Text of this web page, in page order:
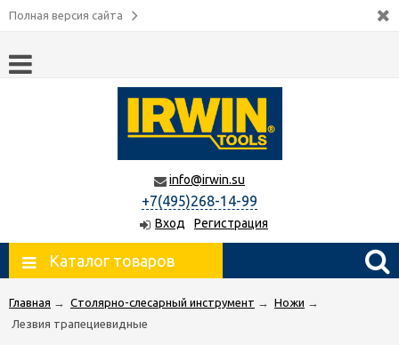
Полная версия сайта
info@irwin.su
+7(495)268-14-99
Вход Регистрация
Каталог товаров
Главная → Столярно-слесарный инструмент → Ножи →
Лезвия трапециевидные